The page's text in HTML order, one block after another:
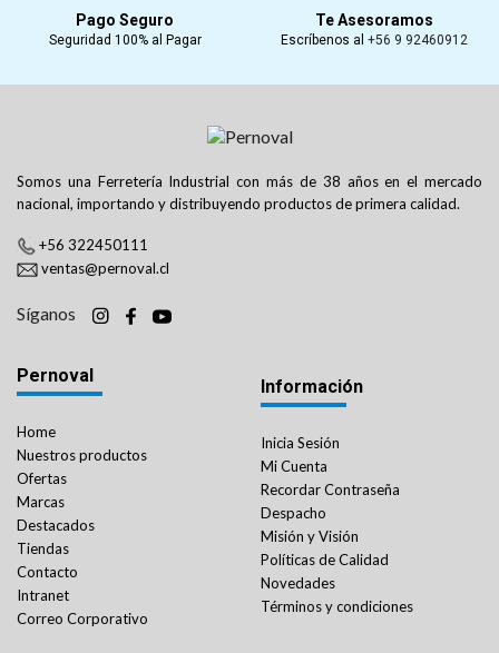
Pago Seguro
Seguridad 100% al Pagar
Te Asesoramos
Escríbenos al +56 9 92460912
Somos una Ferretería Industrial con más de 38 años en el mercado
nacional, importando y distribuyendo productos de primera calidad.
+56 322450111
ventas@pernoval.cl
Síganos
Pernoval
Home
Nuestros productos
Ofertas
Marcas
Destacados
Tiendas
Contacto
Intranet
Correo Corporativo
Información
Inicia Sesión
Mi Cuenta
Recordar Contraseña
Despacho
Misión y Visión
Políticas de Calidad
Novedades
Términos y condiciones